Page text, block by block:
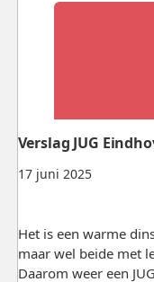
17 juni 2025
Verslag JUG
Het is een warme
maar wel beide met
Daarom weer een